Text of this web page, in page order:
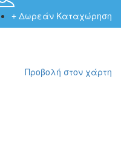
Δωρεάν Καταχώρηση
Προβολή στον χάρτη